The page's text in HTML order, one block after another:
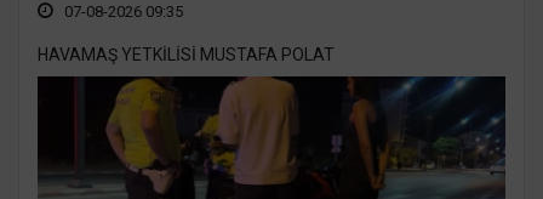
07-08-2026 09:35
HAVAMAŞ YETKİLİSİ MUSTAFA POLAT